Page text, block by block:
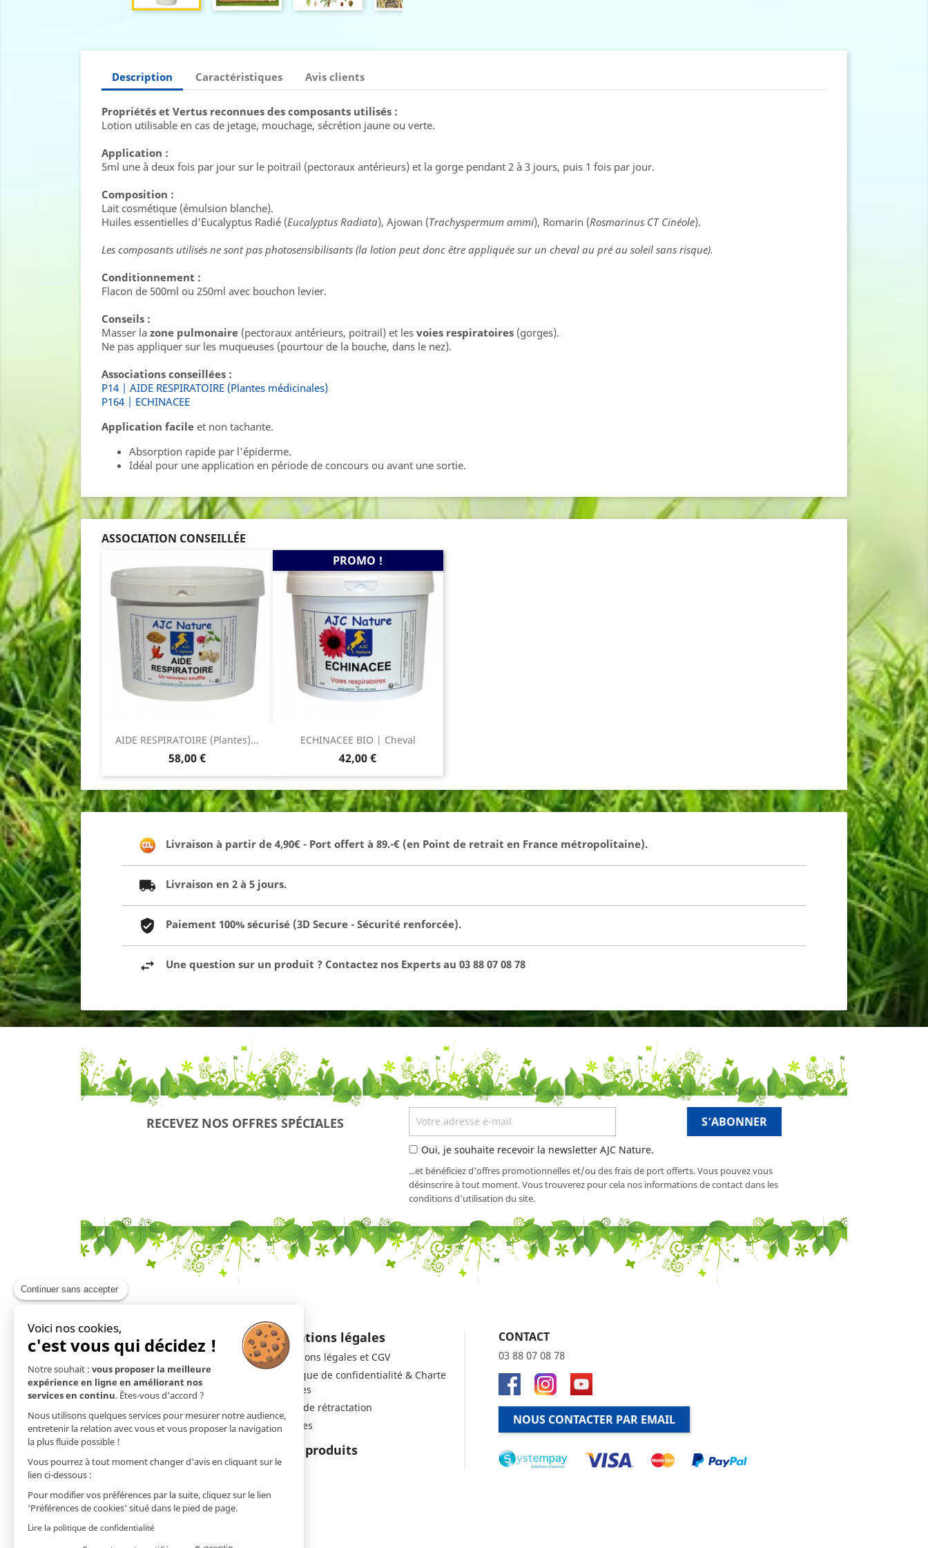
Continuer sans accepter
Voici nos cookies,
c'est vous qui décidez !
Notre souhait : vous proposer la meilleure
expérience en ligne en améliorant nos
services en continu. Êtes-vous d'accord ?
Nous utilisons quelques services pour mesurer notre audience,
entretenir la relation avec vous et vous proposer la navigation
la plus fluide possible !
Vous pourrez à tout moment changer d'avis en cliquant sur le
lien ci-dessous :
Pour modifier vos préférences par la suite, cliquez sur le lien
'Préférences de cookies' situé dans le pied de page.
Lire la politique de confidentialité
Description Caractéristiques Avis clients
Propriétés et Vertus reconnues des composants utilisés :
Lotion utilisable en cas de jetage, mouchage, sécrétion jaune ou verte.
Application :
5ml une à deux fois par jour sur le poitrail (pectoraux antérieurs) et la gorge pendant 2 à 3 jours, puis 1 fois par jour.
Composition :
Lait cosmétique (émulsion blanche).
Huiles essentielles d'Eucalyptus Radié (Eucalyptus Radiata), Ajowan (Trachyspermum ammi), Romarin (Rosmarinus CT Cinéole).
Les composants utilisés ne sont pas photosensibilisants (la lotion peut donc être appliquée sur un cheval au pré au soleil sans risque).
Conditionnement :
Flacon de 500ml ou 250ml avec bouchon levier.
Conseils :
Masser la zone pulmonaire (pectoraux antérieurs, poitrail) et les voies respiratoires (gorges).
Ne pas appliquer sur les muqueuses (pourtour de la bouche, dans le nez).
Associations conseillées :
P14 | AIDE RESPIRATOIRE (Plantes médicinales)
P164 | ECHINACEE
Application facile et non tachante.
Absorption rapide par l'épiderme.
Idéal pour une application en période de concours ou avant une sortie.
ASSOCIATION CONSEILLÉE
AIDE RESPIRATOIRE (Plantes)...
Prix
58,00 €
ECHINACEE BIO | Cheval
Prix
42,00 €
PROMO !
Livraison à partir de 4,90€ - Port offert à 89.-€ (en Point de retrait en France métropolitaine).
Livraison en 2 à 5 jours.
Paiement 100% sécurisé (3D Secure - Sécurité renforcée).
Une question sur un produit ? Contactez nos Experts au 03 88 07 08 78
RECEVEZ NOS OFFRES SPÉCIALES
Oui, je souhaite recevoir la newsletter AJC Nature.
...et bénéficiez d'offres promotionnelles et/ou des frais de port offerts. Vous pouvez vous
désinscrire à tout moment. Vous trouverez pour cela nos informations de contact dans les
conditions d'utilisation du site.
En savoir plus
Livraison
Qui sommes-nous ?
Site et Paiement sécurisé
Qualité et Garantie
Prochains salons
Développement responsable
FAQ - Foire aux Questions
Code promo
Newsletter
Mentions légales
Mentions légales et CGV
Politique de confidentialité & Charte
cookies
Droit de rétractation
Cookies
Nos produits
CONTACT
03 88 07 08 78
NOUS CONTACTER PAR EMAIL